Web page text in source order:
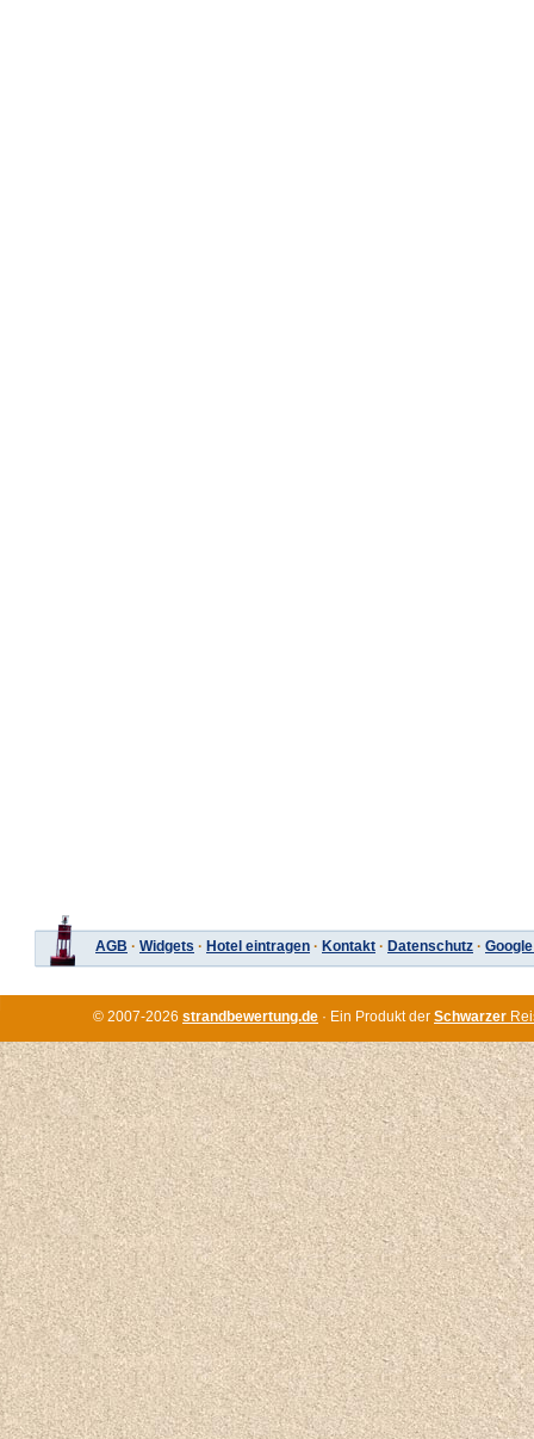
AGB · Widgets · Hotel eintragen · Kontakt · Datenschutz ·
© 2007-2026 strandbewertung.de · Ein Produkt der Schwarzer